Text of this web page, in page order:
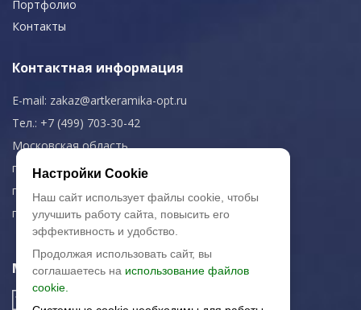
Портфолио
Контакты
Контактная информация
E-mail: zakaz@artkeramika-opt.ru
Тел.: +7 (499) 703-30-42
Московская область,
г. Красногорск
пн-чт: 09.00-18.00
пт: 09.00-17.00
Мы в соц. сетях
Настройки Cookie
Наш сайт использует файлы cookie, чтобы
улучшить работу сайта, повысить его
эффективность и удобство.
Продолжая использовать сайт, вы
соглашаетесь на использование файлов
cookie.